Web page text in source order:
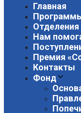
Главная
Отделения
Нам
Премия
Контакты
Фонд